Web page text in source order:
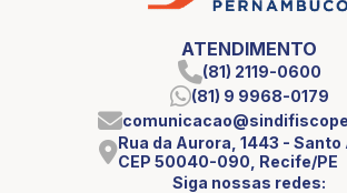
ATENDIMENTO
(81) 2119-0600
(81) 9 9968-0179
Rua da Aurora, 1443 - Santo
CEP 50040-090, Recife/PE
Siga nossas redes: